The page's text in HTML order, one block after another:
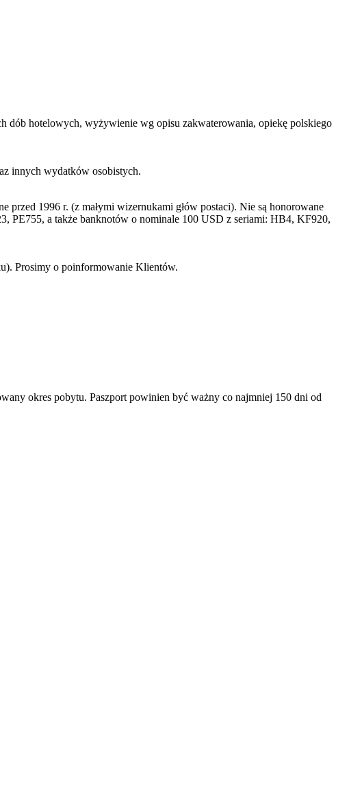
dób hotelowych, wyżywienie wg opisu zakwaterowania, opiekę polskiego
innych wydatków osobistych.
1996 r. (z małymi wizernukami głów postaci). Nie są honorowane
PE755, a także banknotów o nominale 100 USD z seriami: HB4, KF920,
Prosimy o poinformowanie Klientów.
okres pobytu. Paszport powinien być ważny co najmniej 150 dni od